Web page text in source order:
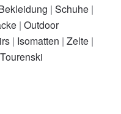
| Schuhe |
| Outdoor
| Isomatten | Zelte |